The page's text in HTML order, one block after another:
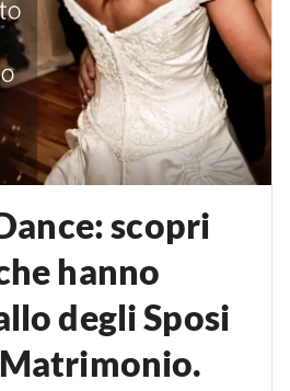
scopri
hanno
degli Sposi